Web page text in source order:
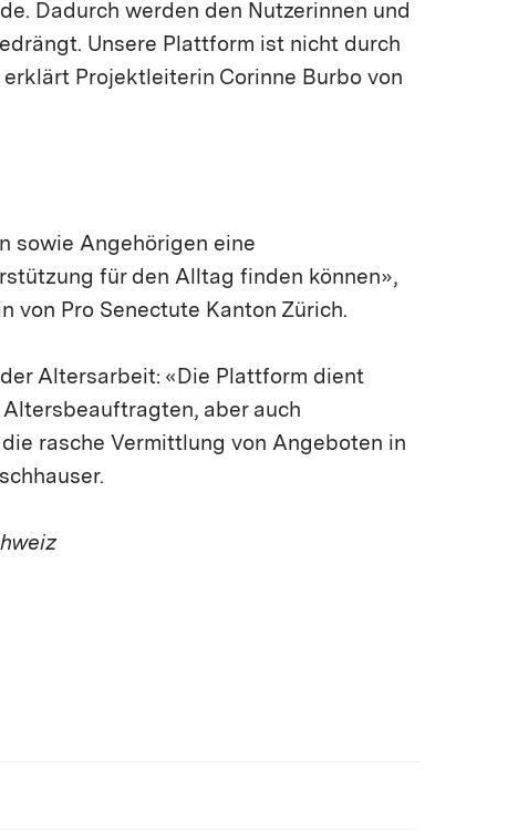
Dadurch werden den Nutzerinnen und
Unsere Plattform ist nicht durch
Projektleiterin Corinne Burbo von
sowie Angehörigen eine
für den Alltag finden können»,
von Pro Senectute Kanton Zürich.
Altersarbeit: «Die Plattform dient
aber auch
rasche Vermittlung von Angeboten in